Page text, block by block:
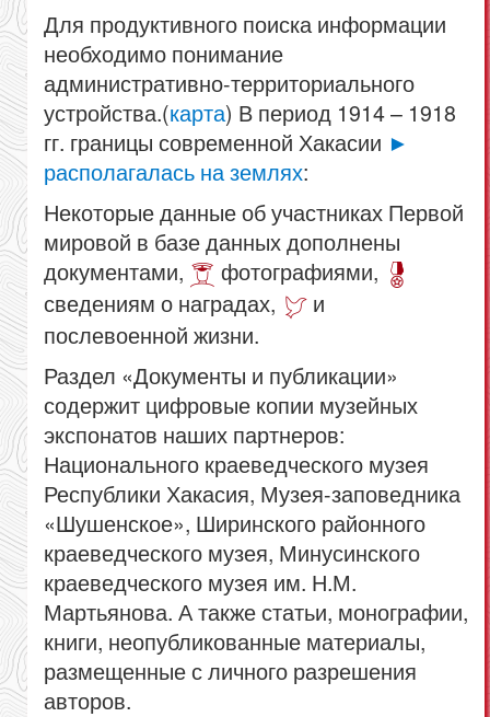
Для продуктивного поиска информации
необходимо понимание
административно-территориального
устройства.(карта) В период 1914 – 1918
гг. границы современной Хакасии ►
располагалась на землях:
Некоторые данные об участниках Первой
мировой в базе данных дополнены
документами,
фотографиями,
сведениям о наградах,
и
послевоенной жизни.
Раздел «Документы и публикации»
содержит цифровые копии музейных
экспонатов наших партнеров:
Национального краеведческого музея
Республики Хакасия, Музея-заповедника
«Шушенское», Ширинского районного
краеведческого музея, Минусинского
краеведческого музея им. Н.М.
Мартьянова. А также статьи, монографии,
книги, неопубликованные материалы,
размещенные с личного разрешения
авторов.